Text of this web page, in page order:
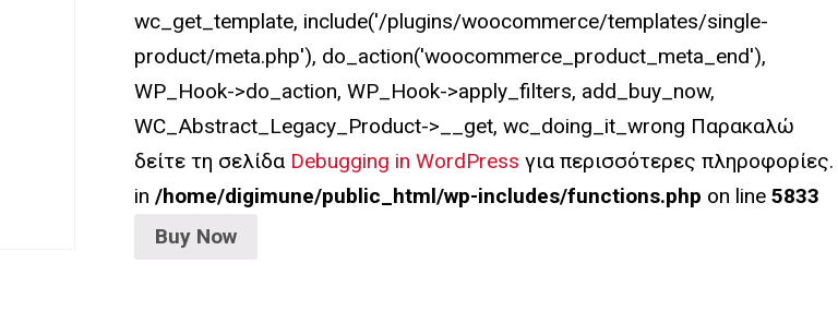
wc_get_template, include('/plugins/woocommerce/templates/single-
product/meta.php'), do_action('woocommerce_product_meta_end'),
WP_Hook->do_action, WP_Hook->apply_filters, add_buy_now,
WC_Abstract_Legacy_Product->__get, wc_doing_it_wrong Παρακαλώ
δείτε τη σελίδα Debugging in WordPress για περισσότερες πληροφορίες.
in /home/digimune/public_html/wp-includes/functions.php on line 5833
Buy Now